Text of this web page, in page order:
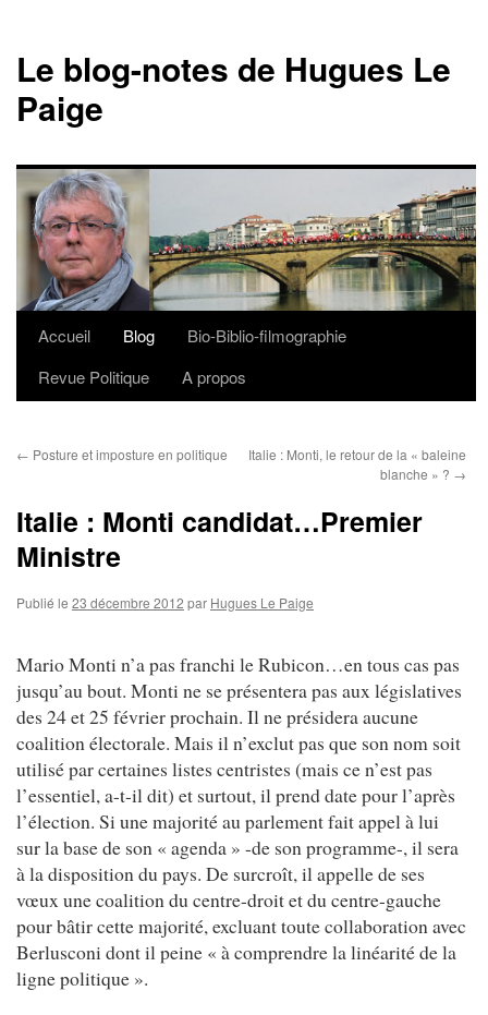
Le blog-notes de Hugues Le
Paige
Aller
Accueil Blog
Bio-Biblio-filmographie
Revue Politique
A propos
← Posture et imposture en politique
Italie : Monti, le retour de la « baleine
blanche » ? →
Italie : Monti candidat…Premier
Ministre
Publié le 23 décembre 2012 par Hugues Le Paige
Mario Monti n’a pas franchi le Rubicon…en tous cas pas
jusqu’au bout. Monti ne se présentera pas aux législatives
des 24 et 25 février prochain. Il ne présidera aucune
coalition électorale. Mais il n’exclut pas que son nom soit
utilisé par certaines listes centristes (mais ce n’est pas
l’essentiel, a-t-il dit) et surtout, il prend date pour l’après
l’élection. Si une majorité au parlement fait appel à lui
sur la base de son « agenda » -de son programme-, il sera
à la disposition du pays. De surcroît, il appelle de ses
vœux une coalition du centre-droit et du centre-gauche
pour bâtir cette majorité, excluant toute collaboration avec
Berlusconi dont il peine « à comprendre la linéarité de la
ligne politique ».